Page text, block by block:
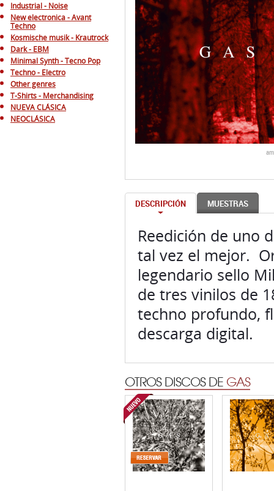
Minimal Synth - Tecno Pop
Techno - Electro
Other genres
T-Shirts - Merchandising
NUEVA CLÁSICA
NEOCLÁSICA
Reedición de uno
tal vez el mejor.
de tres vinilos de
techno profundo,
descarga digital.
OTROS DISCOS DEGAS
GAS
NOVEMBER 89
KOMPAKT
GAS